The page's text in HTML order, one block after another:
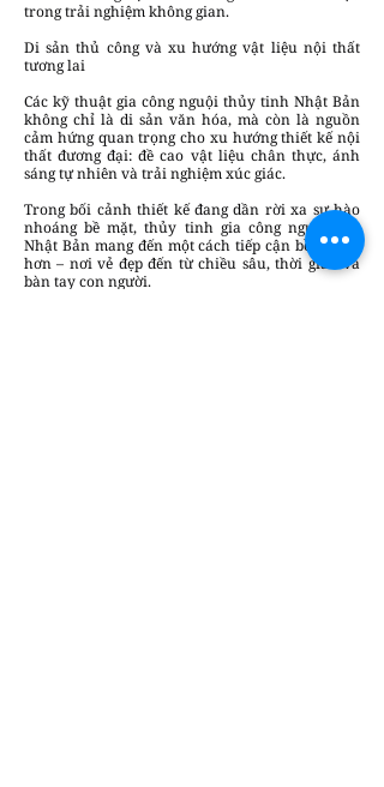
trong trải nghiệm không gian.
Di sản thủ công và xu hướng vật liệu nội thất
tương lai
Các kỹ thuật gia công nguội thủy tinh Nhật Bản
không chỉ là di sản văn hóa, mà còn là nguồn
cảm hứng quan trọng cho xu hướng thiết kế nội
thất đương đại: đề cao vật liệu chân thực, ánh
sáng tự nhiên và trải nghiệm xúc giác.
Trong bối cảnh thiết kế đang dần rời xa sự hào
nhoáng bề mặt, thủy tinh gia công nguội của
Nhật Bản mang đến một cách tiếp cận bền vững
hơn – nơi vẻ đẹp đến từ chiều sâu, thời gian và
bàn tay con người.